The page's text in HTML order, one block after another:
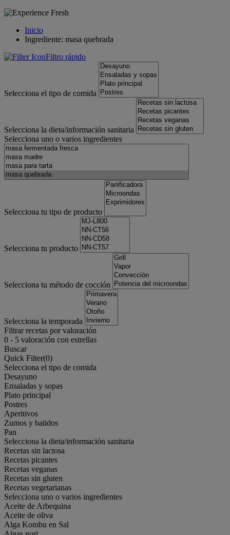
Inicio
Ingrediente: masa quebrada
Filtro rápido
Selecciona el tipo de comida
Selecciona la dieta/información sanitaria
Selecciona uno o varios ingredientes
Selecciona tu tipo de producto
Selecciona tu producto
Selecciona tu método de cocción
Selecciona la temporada
Filtrar recetas por valoración
0 - 5 valoración con estrellas
Buscar
Quick Filter(0)
Selecciona el tipo de comida
Desayuno
Ensaladas y sopas
Plato principal
Postres
Aperitivos
Zumos y batidos
Pan
Selecciona la dieta/información sanitaria
Recetas sin lactosa
Recetas picantes
Recetas veganas
Recetas sin gluten
Recetas vegetarianas
Selecciona uno o varios ingredientes
Aceite de Arbequina
Aceite de oliva
Alga Kombu en Sal